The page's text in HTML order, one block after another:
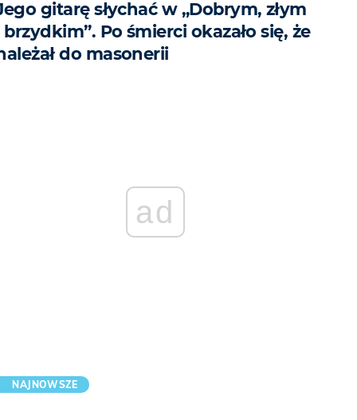
gitarę słychać w „Dobrym, złym
brzydkim”. Po śmierci okazało się, że
do masonerii
ad
NAJNOWSZE